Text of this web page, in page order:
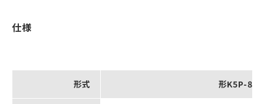
仕様
形式 形K5P-8□